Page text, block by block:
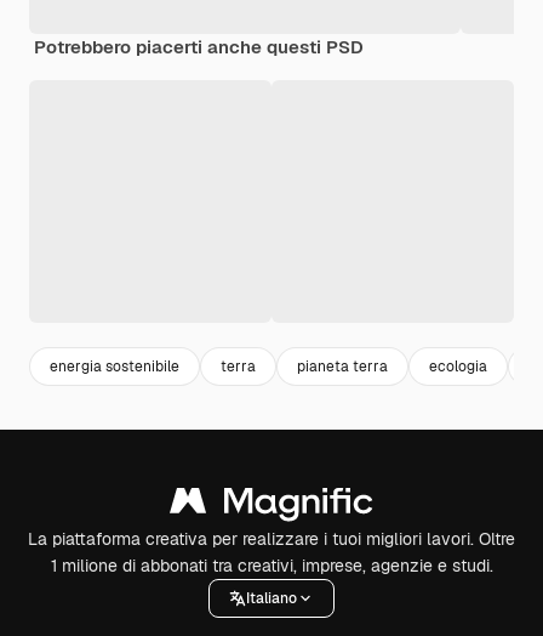
Potrebbero piacerti anche questi PSD
energia sostenibile terra pianeta terra ecologia
La piattaforma creativa per realizzare i tuoi migliori lavori. Oltre
1 milione di abbonati tra creativi, imprese, agenzie e studi.
Italiano